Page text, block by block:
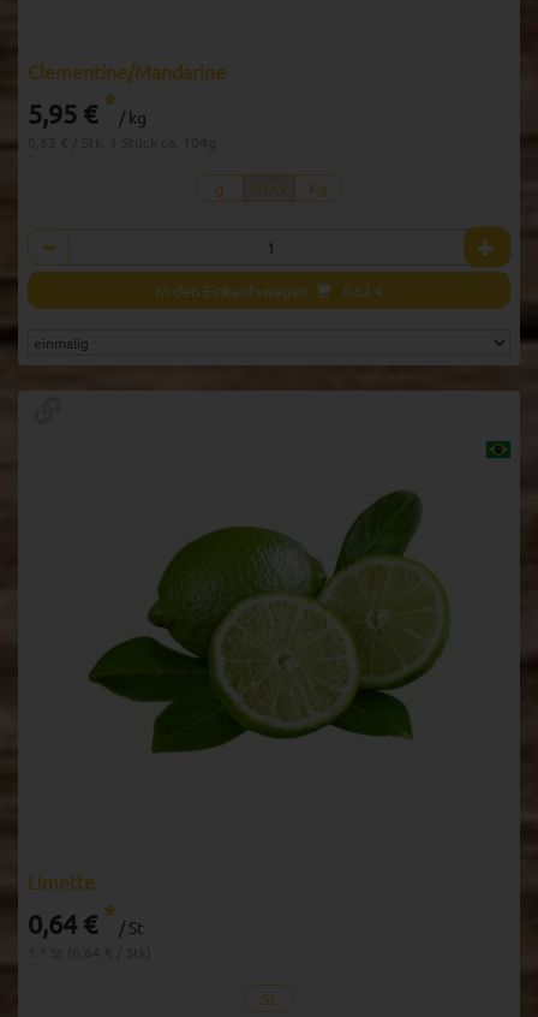
Clementine/Mandarine
5,95 € * / kg
g Stück Kg
Anzahl
In den Einkaufswagen 0,62 €
Limette
0,64 € * / St
St